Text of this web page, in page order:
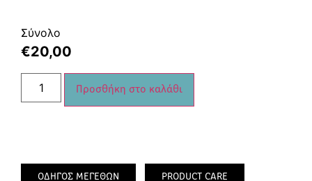
Σύνολο
€20,00
Προσθήκη στο καλάθι
ΟΔΗΓΟΣ ΜΕΓΕΘΩΝ PRODUCT CARE